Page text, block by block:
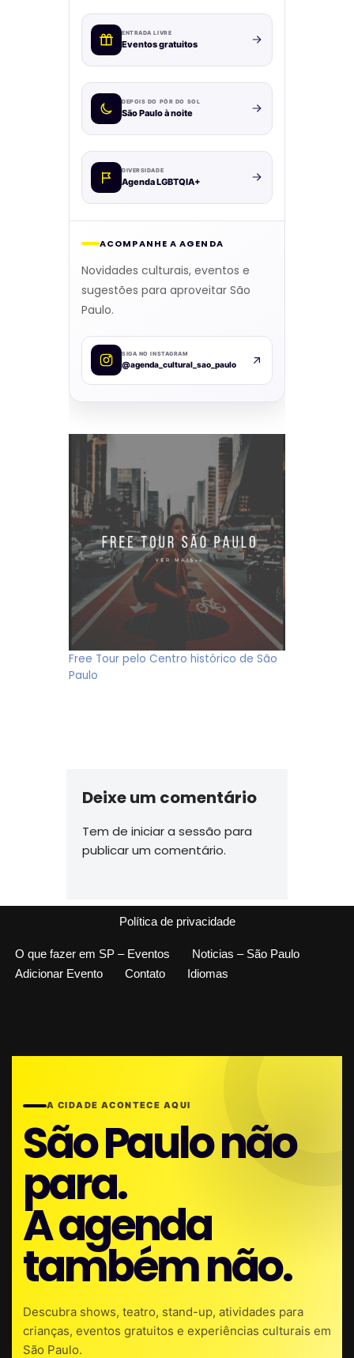
ENTRADA LIVRE
Eventos gratuitos
DEPOIS DO PÔR DO SOL
São Paulo à noite
DIVERSIDADE
Agenda LGBTQIA+
ACOMPANHE A AGENDA
Novidades culturais, eventos e
sugestões para aproveitar São
Paulo.
SIGA NO INSTAGRAM
@agenda_cultural_sao_paulo
Free Tour pelo Centro histórico de São
Paulo
Deixe um comentário
Tem de iniciar a sessão para
publicar um comentário.
Política de privacidade
O que fazer em SP – Eventos
Noticias – São Paulo
Adicionar Evento
Contato Idiomas
A CIDADE ACONTECE AQUI
São Paulo não
para.
A agenda
também não.
Descubra shows, teatro, stand-up, atividades para
crianças, eventos gratuitos e experiências culturais em
São Paulo.